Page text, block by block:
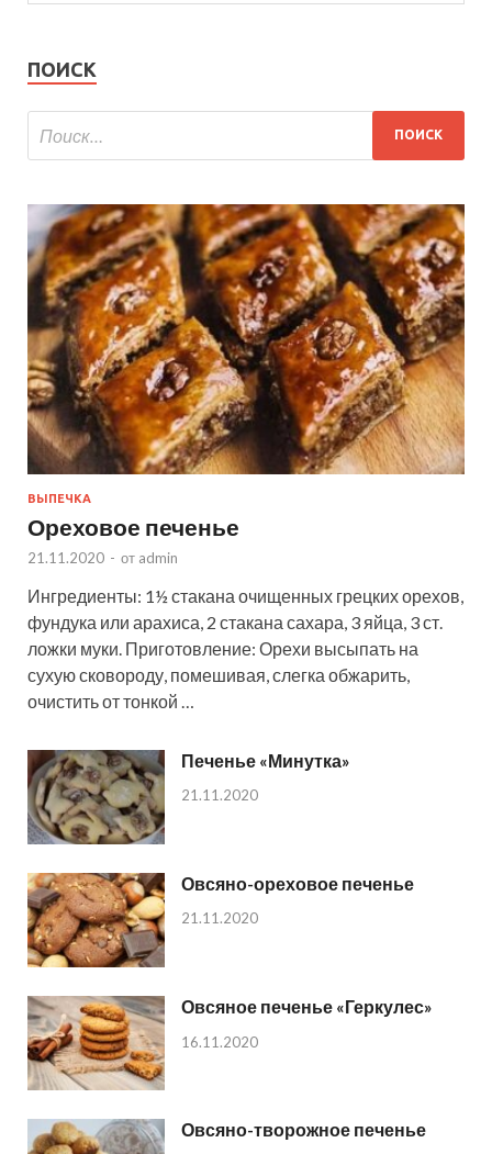
ПОИСК
ВЫПЕЧКА
Ореховое печенье
21.11.2020 - от admin
Ингредиенты: 1½ стакана очищенных грецких орехов,
фундука или арахиса, 2 стакана сахара, 3 яйца, 3 ст.
ложки муки. Приготовление: Орехи высыпать на
сухую сковороду, помешивая, слегка обжарить,
очистить от тонкой …
Печенье «Минутка»
21.11.2020
Овсяно-ореховое печенье
21.11.2020
Овсяное печенье «Геркулес»
16.11.2020
Овсяно-творожное печенье